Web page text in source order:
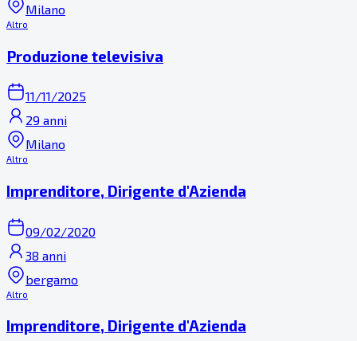
Milano
Altro
Produzione televisiva
11/11/2025
29 anni
Milano
Altro
Imprenditore, Dirigente d'Azienda
09/02/2020
38 anni
bergamo
Altro
Imprenditore, Dirigente d'Azienda